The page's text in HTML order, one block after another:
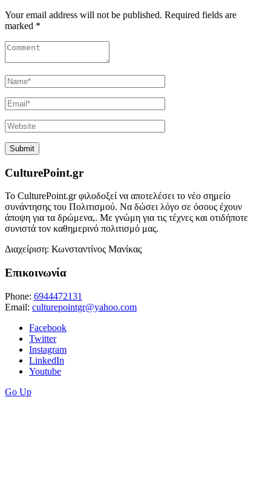
Your email address will not be published. Required fields are
marked *
CulturePoint.gr
Το CulturePoint.gr φιλοδοξεί να αποτελέσει το νέο σημείο
συνάντησης του Πολιτισμού. Να δώσει λόγο σε όσους έχουν
άποψη για τα δρώμενα,. Με γνώμη για τις τέχνες και οτιδήποτε
συνιστά τον καθημερινό πολιτισμό μας.
Διαχείριση: Κωνσταντίνος Μανίκας
Επικοινωνία
Phone: 6944472131
Email: culturepointgr@yahoo.com
Facebook
Twitter
Instagram
LinkedIn
Youtube
Go Up